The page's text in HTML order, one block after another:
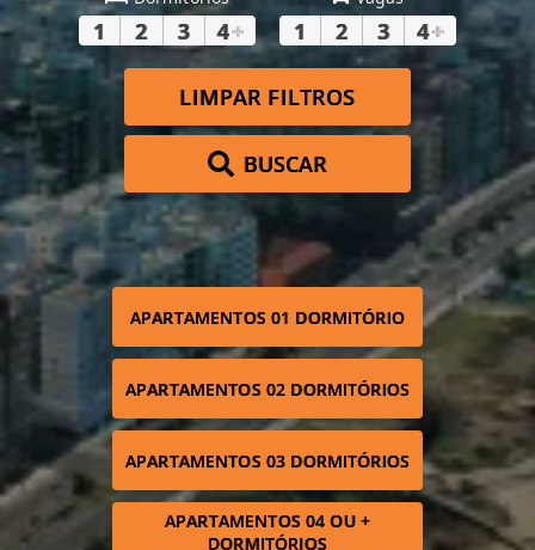
1 2 3 4+ 1 2 3 4+
LIMPAR FILTROS
BUSCAR
APARTAMENTOS 01 DORMITÓRIO
APARTAMENTOS 02 DORMITÓRIOS
APARTAMENTOS 03 DORMITÓRIOS
APARTAMENTOS 04 OU +
DORMITÓRIOS